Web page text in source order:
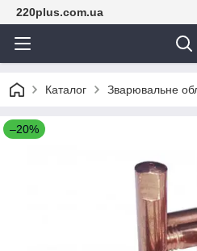
220plus.com.ua
Каталог Зварювальне
–20%